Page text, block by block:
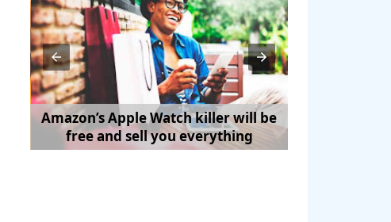
Amazon’s Apple Watch killer will be
free and sell you everything